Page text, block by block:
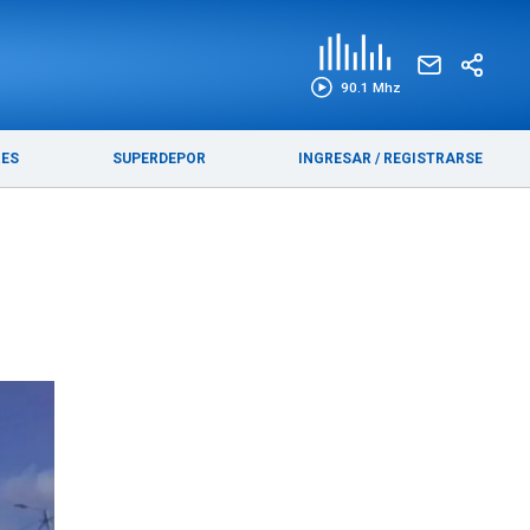
90.1 Mhz
SUPERDEPOR INGRESAR / REGISTRARSE